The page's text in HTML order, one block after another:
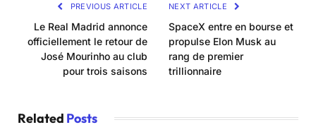
PREVIOUS ARTICLE
Le Real Madrid annonce
officiellement le retour de
José Mourinho au club
pour trois saisons
NEXT ARTICLE
SpaceX entre en bourse et
propulse Elon Musk au
rang de premier
trillionnaire
Related Posts